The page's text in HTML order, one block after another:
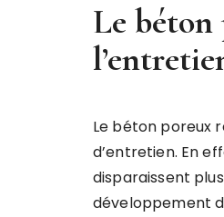
Le
Le béton poreux
d’entretien. En
disparaissent
développement